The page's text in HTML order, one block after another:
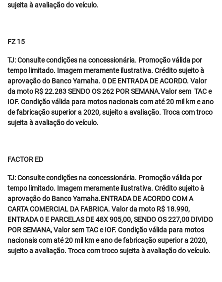
sujeita à avaliação do veículo.
FZ 15
TJ: Consulte condições na concessionária. Promoção válida por
tempo limitado. Imagem meramente ilustrativa. Crédito sujeito à
aprovação do Banco Yamaha. 0 DE ENTRADA DE ACORDO. Valor
da moto R$ 22.283 SENDO OS 262 POR SEMANA.Valor sem TAC e
IOF. Condição válida para motos nacionais com até 20 mil km e ano
de fabricação superior a 2020, sujeito a avaliação. Troca com troco
sujeita à avaliação do veículo.
FACTOR ED
TJ: Consulte condições na concessionária. Promoção válida por
tempo limitado. Imagem meramente ilustrativa. Crédito sujeito à
aprovação do Banco Yamaha.ENTRADA DE ACORDO COM A
CARTA COMERCIAL DA FABRICA. Valor da moto R$ 18.990,
ENTRADA 0 E PARCELAS DE 48X 905,00, SENDO OS 227,00 DIVIDO
POR SEMANA, Valor sem TAC e IOF. Condição válida para motos
nacionais com até 20 mil km e ano de fabricação superior a 2020,
sujeito a avaliação. Troca com troco sujeita à avaliação do veículo.